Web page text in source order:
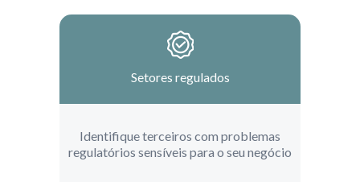
Setores regulados
Identifique terceiros com problemas
regulatórios sensíveis para o seu negócio